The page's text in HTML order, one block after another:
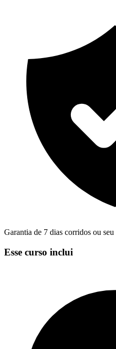
Garantia de 7 dias corridos ou
Esse curso inclui